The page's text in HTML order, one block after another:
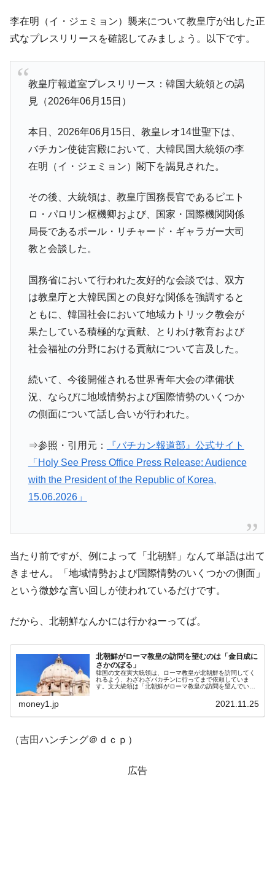
李在明（イ・ジェミョン）襲来について教皇庁が出した正
式なプレスリリースを確認してみましょう。以下です。
教皇庁報道室プレスリリース：韓国大統領との謁
見（2026年06月15日）
本日、2026年06月15日、教皇レオ14世聖下は、
バチカン使徒宮殿において、大韓民国大統領の李
在明（イ・ジェミョン）閣下を謁見された。
その後、大統領は、教皇庁国務長官であるピエト
ロ・パロリン枢機卿および、国家・国際機関関係
局長であるポール・リチャード・ギャラガー大司
教と会談した。
国務省において行われた友好的な会談では、双方
は教皇庁と大韓民国との良好な関係を強調すると
ともに、韓国社会において地域カトリック教会が
果たしている積極的な貢献、とりわけ教育および
社会福祉の分野における貢献について言及した。
続いて、今後開催される世界青年大会の準備状
況、ならびに地域情勢および国際情勢のいくつか
の側面について話し合いが行われた。
⇒参照・引用元：
『バチカン報道部』公式サイト
「Holy See Press Office Press Release: Audience
with the President of the Republic of Korea,
15.06.2026」
当たり前ですが、例によって「北朝鮮」なんて単語は出て
きません。「地域情勢および国際情勢のいくつかの側面」
という微妙な言い回しが使われているだけです。
だから、北朝鮮なんかには行かねーってば。
北朝鮮がローマ教皇の訪問を望むのは「金日成に
さかのぼる」
韓国の文在寅大統領は、ローマ教皇が北朝鮮を訪問してく
れるよう、わざわざバカチンに行ってまで依頼していま
す。文大統領は「北朝鮮がローマ教皇の訪問を望んでい
money1.jp 2021.11.25
（吉田ハンチング＠ｄｃｐ）
広告